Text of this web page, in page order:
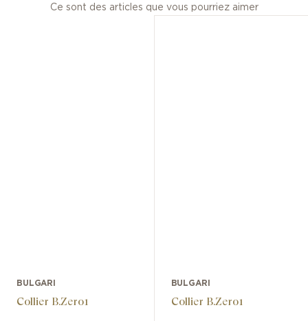
Ce sont des articles que vous pourriez aimer
BULGARI
Collier B.Zero1
BULGARI
Collier B.Zero1